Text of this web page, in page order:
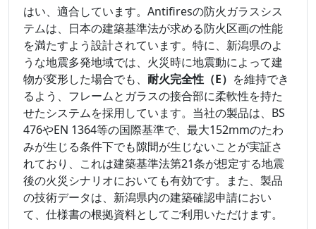
はい、適合しています。Antifiresの防火ガラスシス
テムは、日本の建築基準法が求める防火区画の性能
を満たすよう設計されています。特に、新潟県のよ
うな地震多発地域では、火災時に地震動によって建
物が変形した場合でも、 耐火完全性（E） を維持でき
るよう、フレームとガラスの接合部に柔軟性を持た
せたシステムを採用しています。当社の製品は、BS
476やEN 1364等の国際基準で、最大152mmのたわ
みが生じる条件下でも隙間が生じないことが実証さ
れており、これは建築基準法第21条が想定する地震
後の火災シナリオにおいても有効です。また、製品
の技術データは、新潟県内の建築確認申請におい
て、仕様書の根拠資料としてご利用いただけます。